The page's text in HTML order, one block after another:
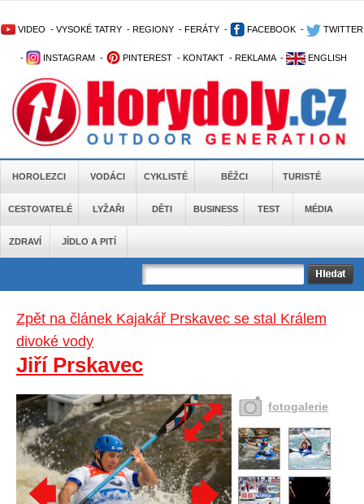
VIDEO - VYSOKÉ TATRY - REGIONY - FERÁTY - FACEBOOK - TWITTER
- INSTAGRAM - PINTEREST - KONTAKT - REKLAMA - ENGLISH
HOROLEZCI VODÁCI CYKLISTÉ BĚŽCI TURISTÉ
CESTOVATELÉ LYŽAŘI DĚTI BUSINESS TEST MÉDIA
ZDRAVÍ JÍDLO A PITÍ
Zpět na článek Kajakář Prskavec se stal Králem
divoké vody
Jiří Prskavec
fotogalerie